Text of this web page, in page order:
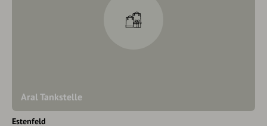
Aral Tankstelle
Estenfeld